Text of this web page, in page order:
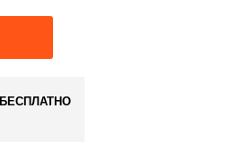
БЕСПЛАТНО